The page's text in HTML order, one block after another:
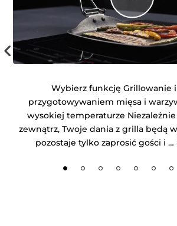
Wybierz funkcję Grillowanie i
przygotowywaniem mięsa i
wysokiej temperaturze
zewnątrz, Twoje dania z grilla będą
pozostaje tylko zaprosić gości i …